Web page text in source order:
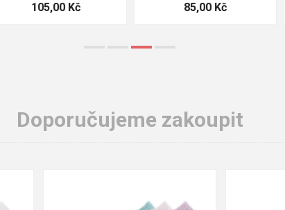
85,00 Kč 39,00 Kč
Doporučujeme zakoupit